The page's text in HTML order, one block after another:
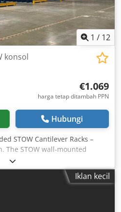
1 / 12
konsol
€1.069
harga tetap ditambah PPN
Hubungi
STOW Cantilever Racks –
The STOW wall-mounted
from robust, solid steel
load capacity. It is equipped
rack can be extended with
allowing it to be adapted to
The offer concerns
Iklan kecil